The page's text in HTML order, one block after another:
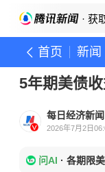
· 获
首页 新闻
5年期美债
每日经济新闻
2026年7月2日
问AI · 各期限